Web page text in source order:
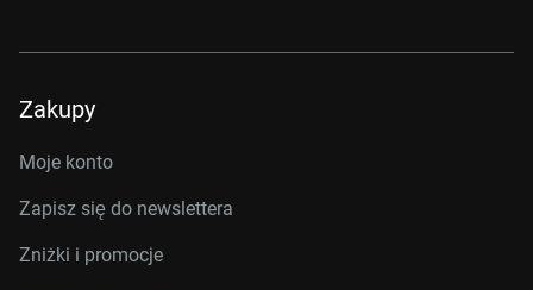
Zakupy
Moje konto
Zapisz się do newslettera
Zniżki i promocje